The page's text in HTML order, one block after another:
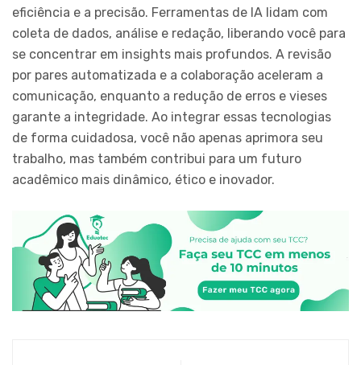
eficiência e a precisão. Ferramentas de IA lidam com
coleta de dados, análise e redação, liberando você para
se concentrar em insights mais profundos. A revisão
por pares automatizada e a colaboração aceleram a
comunicação, enquanto a redução de erros e vieses
garante a integridade. Ao integrar essas tecnologias
de forma cuidadosa, você não apenas aprimora seu
trabalho, mas também contribui para um futuro
acadêmico mais dinâmico, ético e inovador.